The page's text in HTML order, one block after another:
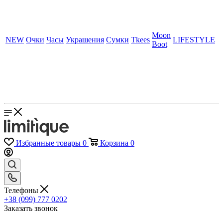
NEW Очки Часы Украшения Сумки Tkees
Moon
Boot
LIFESTYLE
Избранные товары 0 Корзина 0
Телефоны
+38 (099) 777 0202
Заказать звонок